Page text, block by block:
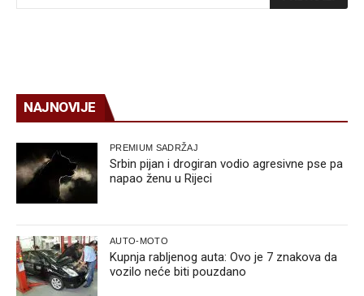
NAJNOVIJE
PREMIUM SADRŽAJ
Srbin pijan i drogiran vodio agresivne pse pa
napao ženu u Rijeci
AUTO-MOTO
Kupnja rabljenog auta: Ovo je 7 znakova da
vozilo neće biti pouzdano